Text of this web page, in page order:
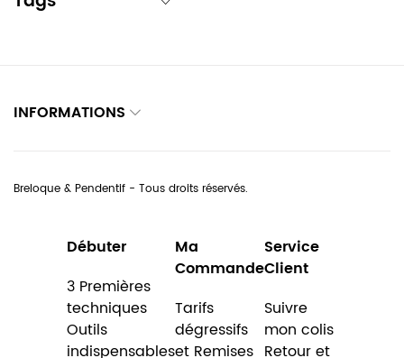
INFORMATIONS
Breloque & Pendentif - Tous droits réservés.
Débuter
3 Premières
techniques
Outils
indispensables
Ma
Commande
Tarifs
dégressifs
et Remises
Service
Client
Suivre
mon colis
Retour et